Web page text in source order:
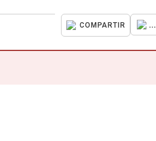
COMPARTIR ...